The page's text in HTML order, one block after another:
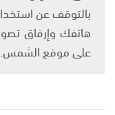
بالتوقف عن
هاتفك وإرفاق
على موقع